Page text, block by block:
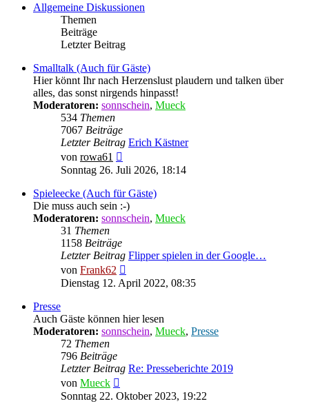
Allgemeine Diskussionen
Themen
Beiträge
Letzter Beitrag
Smalltalk (Auch für Gäste)
Hier könnt Ihr nach Herzenslust plaudern und talken über
alles, das sonst nirgends hinpasst!
Moderatoren: sonnschein, Mueck
534 Themen
7067 Beiträge
Letzter Beitrag Erich Kästner
von rowa61
Beitrag
Sonntag 26. Juli 2026, 18:14
Spieleecke (Auch für Gäste)
Die muss auch sein :-)
Moderatoren: sonnschein, Mueck
31 Themen
1158 Beiträge
Letzter Beitrag Flipper spielen in der Google…
von Frank62
Beitrag
Dienstag 12. April 2022, 08:35
Presse
Auch Gäste können hier lesen
Moderatoren: sonnschein, Mueck, Presse
72 Themen
796 Beiträge
Letzter Beitrag Re: Presseberichte 2019
von Mueck
Beitrag
Sonntag 22. Oktober 2023, 19:22